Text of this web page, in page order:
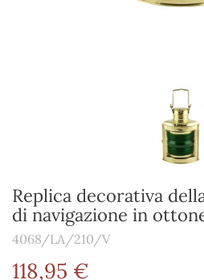
Replica decorativa
di navigazione in
4068/LA/210/V
118,95 €